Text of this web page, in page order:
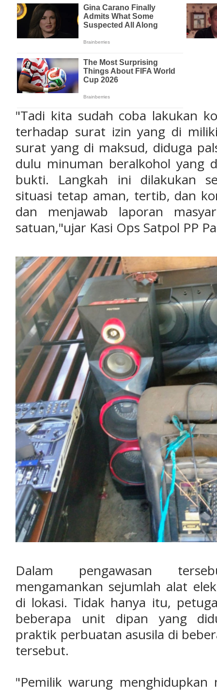
‎"Tadi kita sudah coba lakukan
terhadap surat izin yang di
surat yang di maksud, diduga
dulu minuman beralkohol yang
bukti. Langkah ini dilakukan
situasi tetap aman, tertib, dan
dan menjawab laporan
satuan,"ujar Kasi Ops Satpol PP
‎Dalam pengawasan
mengamankan sejumlah alat
di lokasi. Tidak hanya itu,
beberapa unit dipan yang
praktik perbuatan asusila di
tersebut.
‎"Pemilik warung menghidupkan